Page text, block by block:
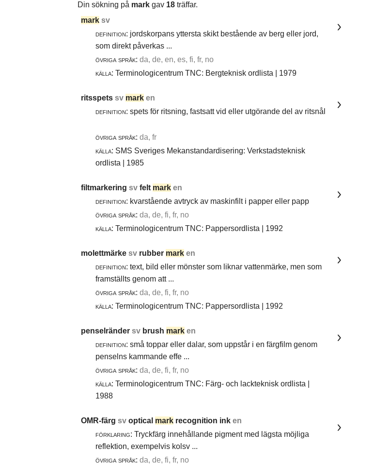
Din sökning på mark gav 18 träffar.
mark sv
definition: jordskorpans yttersta skikt bestående av berg eller jord,
som direkt påverkas ...
övriga språk: da, de, en, es, fi, fr, no
källa: Terminologicentrum TNC: Bergteknisk ordlista | 1979
ritsspets sv mark en
definition: spets för ritsning, fastsatt vid eller utgörande del av ritsnål
övriga språk: da, fr
källa: SMS Sveriges Mekanstandardisering: Verkstadsteknisk
ordlista | 1985
filtmarkering sv felt mark en
definition: kvarstående avtryck av maskinfilt i papper eller papp
övriga språk: da, de, fi, fr, no
källa: Terminologicentrum TNC: Pappersordlista | 1992
molettmärke sv rubber mark en
definition: text, bild eller mönster som liknar vattenmärke, men som
framställts genom att ...
övriga språk: da, de, fi, fr, no
källa: Terminologicentrum TNC: Pappersordlista | 1992
penselränder sv brush mark en
definition: små toppar eller dalar, som uppstår i en färgfilm genom
penselns kammande effe ...
övriga språk: da, de, fi, fr, no
källa: Terminologicentrum TNC: Färg- och lackteknisk ordlista |
1988
OMR-färg sv optical markrecognition ink en
förklaring: Tryckfärg innehållande pigment med lägsta möjliga
reflektion, exempelvis kolsv ...
övriga språk: da, de, fi, fr, no